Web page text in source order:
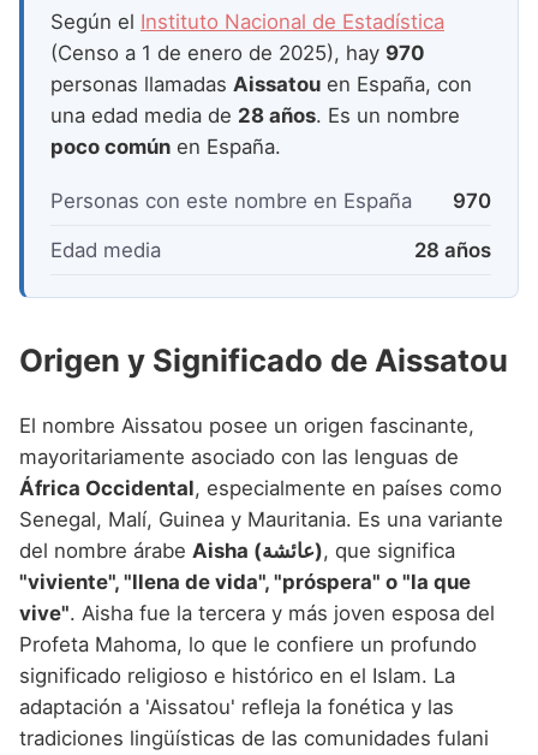
Nombres de Niña que empiezan por P
Nombres de Niña que empiezan por Q
Nombres de Niña que empiezan por R
Nombres de Niña que empiezan por S
Nombres de Niña que empiezan por T
Nombres de Niña que empiezan por U
Nombres de Niña que empiezan por X
Nombres de Niña que empiezan por Y
Nombres de Niña que empiezan por Z
Nombres de Niña Suecos
Nombres de Niña Navarros
Nombres de Niña Riojanos
Nombres de Niña Valencianos
Nombres de Niña Vascos
Según el Instituto Nacional de Estadística
(Censo a 1 de enero de 2025), hay 970
personas llamadas Aissatou en España, con
una edad media de 28 años. Es un nombre
poco común en España.
Personas con este nombre en España 970
Edad media 28 años
Origen y Significado de Aissatou
El nombre Aissatou posee un origen fascinante,
mayoritariamente asociado con las lenguas de
África Occidental, especialmente en países como
Senegal, Malí, Guinea y Mauritania. Es una variante
del nombre árabe
Aisha (عائشة), que significa
"viviente", "llena de vida", "próspera" o "la que
vive". Aisha fue la tercera y más joven esposa del
Profeta Mahoma, lo que le confiere un profundo
significado religioso e histórico en el Islam. La
adaptación a 'Aissatou' refleja la fonética y las
tradiciones lingüísticas de las comunidades fulani